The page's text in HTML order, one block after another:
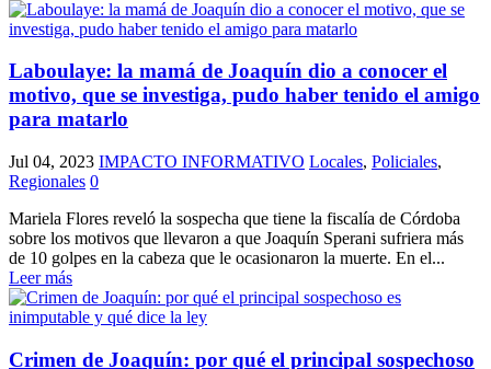
Laboulaye: la mamá de Joaquín dio a conocer el
motivo, que se investiga, pudo haber tenido el amigo
para matarlo
Jul 04, 2023 IMPACTO INFORMATIVO Locales, Policiales,
Regionales 0
Mariela Flores reveló la sospecha que tiene la fiscalía de Córdoba
sobre los motivos que llevaron a que Joaquín Sperani sufriera más
de 10 golpes en la cabeza que le ocasionaron la muerte. En el...
Leer más
Crimen de Joaquín: por qué el principal sospechoso